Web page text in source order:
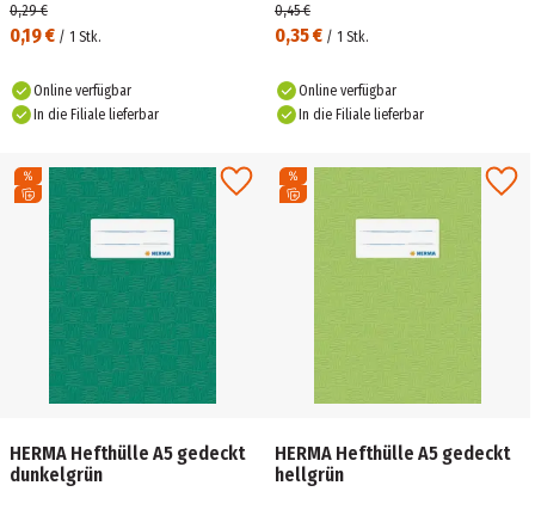
0,19 € / 1 Stk.
0,29 €
Online verfügbar
In die Filiale lieferbar
0,35 € / 1 Stk.
0,45 €
Online verfügbar
In die Filiale lieferbar
HERMA Hefthülle A5 gedeckt
dunkelgrün
HERMA Hefthülle A5 gedeckt
hellgrün